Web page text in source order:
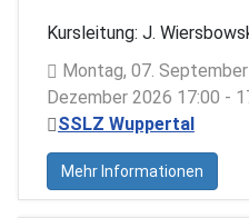
Kursleitung: J.
Montag, 07.
Dezember 2026 17:00 -
SSLZ Wuppertal
Mehr Informationen